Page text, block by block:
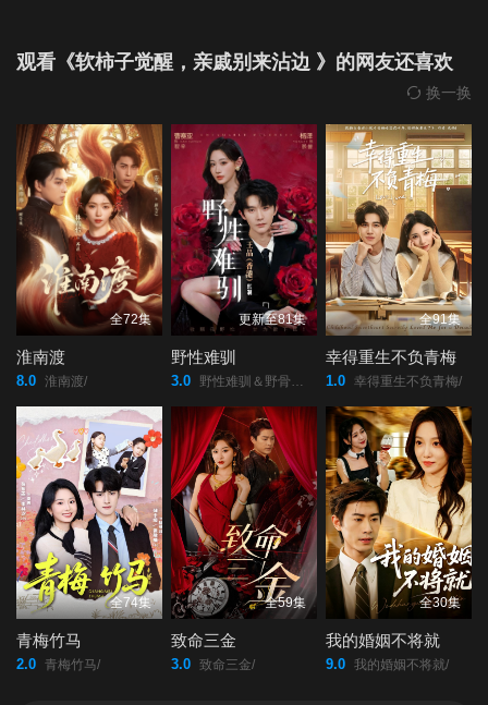
40 41 42
43 44 45
46 47 48
49 50 51
52 53 54
55 56 57
58 59 60
观看《软柿子觉醒，亲戚别来沾边 》的网友还喜欢
换一换
全72集
淮南渡
8.0 淮南渡/
更新至81集
野性难驯
3.0 野性难驯＆野骨难驯/
全91集
幸得重生不负青梅
1.0 幸得重生不负青梅/
全74集
青梅竹马
2.0 青梅竹马/
全59集
致命三金
3.0 致命三金/
全30集
我的婚姻不将就
9.0 我的婚姻不将就/